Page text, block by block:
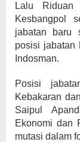
Lalu Riduan
Kesbangpol
jabatan baru
posisi jabatan
Indosman.
Posisi
Kebakaran
Saipul
Ekonomi dan
mutasi dalam